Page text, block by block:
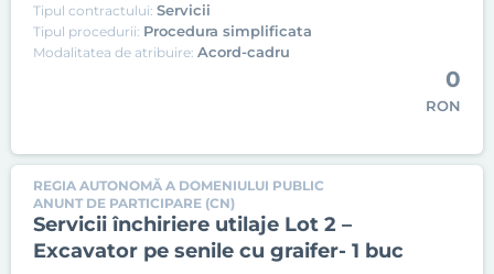
Tipul contractului: Servicii
Tipul procedurii: Procedura simplificata
Modalitatea de atribuire: Acord-cadru
0
RON
REGIA AUTONOMĂ A DOMENIULUI PUBLIC
ANUNT DE PARTICIPARE (CN)
Servicii închiriere utilaje Lot 2 –
Excavator pe senile cu graifer- 1 buc